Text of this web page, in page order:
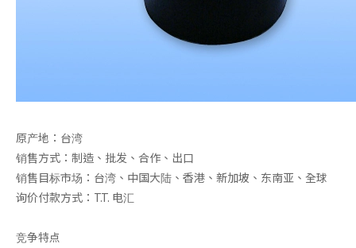
原产地：台湾
销售方式：制造、批发、合作、出口
销售目标市场：台湾、中国大陆、香港、新加坡、东南亚、全球
询价付款方式：T.T. 电汇
竞争特点